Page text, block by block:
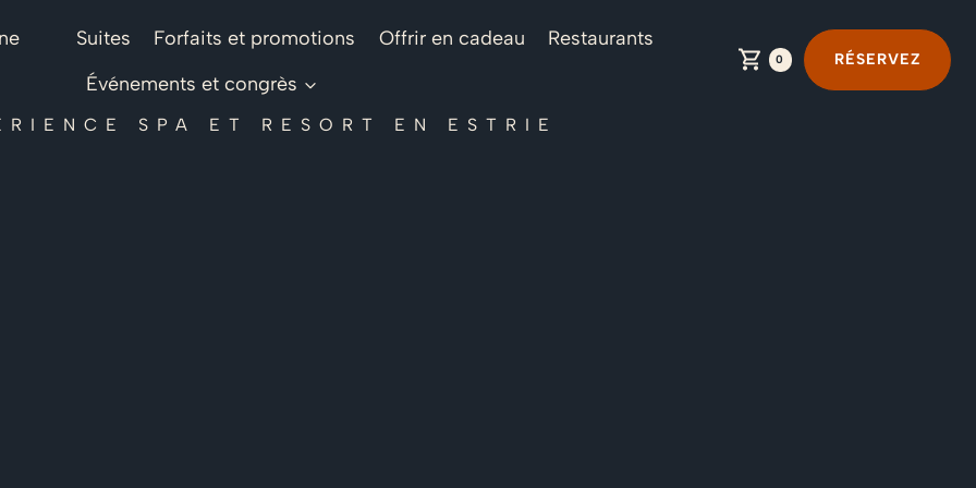
Suites Forfaits et promotions Offrir en cadeau
Restaurants
Événements et congrès
0 RÉSERVEZ
SPA ET RESORT EN ESTRIE